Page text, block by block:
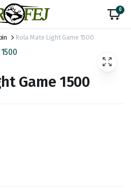
0
Rola Mate Light Game 1500
Game 1500